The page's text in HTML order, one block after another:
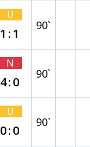
U
1:1
90`
N
4:0
90`
U
0:0
90`